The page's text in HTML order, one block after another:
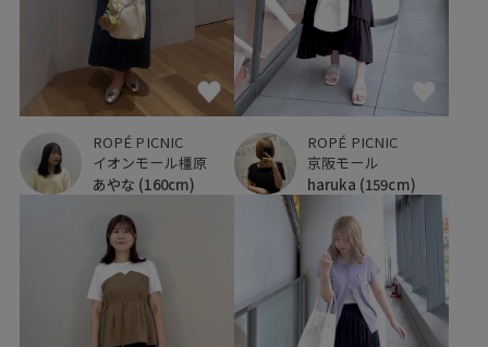
ROPÉ PICNIC
イオンモール橿原
あやな (160cm)
ROPÉ PICNIC
京阪モール
haruka (159cm)